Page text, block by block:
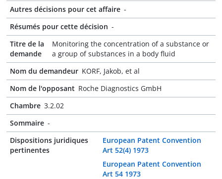
Autres décisions pour cet affaire -
Résumés pour cette décision -
Titre de la
demande
Monitoring the concentration of a substance or
a group of substances in a body fluid
Nom du demandeur KORF, Jakob, et al
Nom de l'opposant Roche Diagnostics GmbH
Chambre 3.2.02
Sommaire -
Dispositions juridiques
pertinentes
European Patent Convention
Art 52(4) 1973
European Patent Convention
Art 54 1973